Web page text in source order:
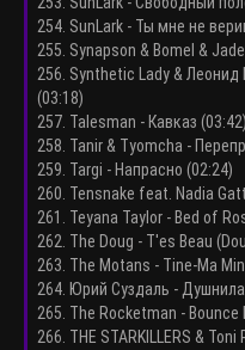
254. SunLark - Ты мне не
255. Synapson & Bomel &
256. Synthetic Lady &
(03:18)
257. Talesman - Кавказ (03:42)
258. Tanir & Tyomcha -
259. Targi - Напрасно (02:24)
260. Tensnake feat. Nadia
261. Teyana Taylor - Bed of
262. The Doug - T'es Beau
263. The Motans - Tine-Ma
264. Юрий Суздаль -
265. The Rocketman -
266. THE STARKILLERS &